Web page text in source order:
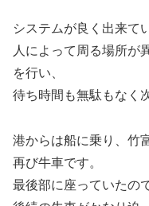
システムが良く出来て
人によって周る場所が
を行い、
待ち時間も無駄もなく
港からは船に乗り、竹
再び牛車です。
最後部に座っていたの